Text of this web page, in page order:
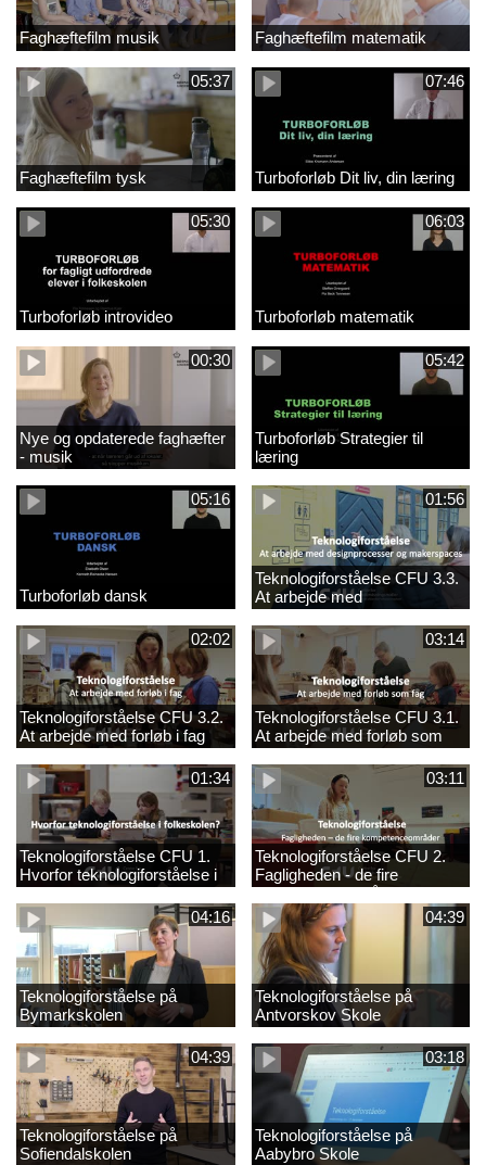
Faghæftefilm musik Faghæftefilm matematik
05:37
Faghæftefilm tysk
07:46
Turboforløb Dit liv, din læring
05:30
Turboforløb introvideo
06:03
Turboforløb matematik
00:30
Nye og opdaterede faghæfter
- musik
05:42
Turboforløb Strategier til
læring
05:16
Turboforløb dansk
01:56
Teknologiforståelse CFU 3.3.
At arbejde med
designprocesser og
makerspaces
02:02
Teknologiforståelse CFU 3.2.
At arbejde med forløb i fag
03:14
Teknologiforståelse CFU 3.1.
At arbejde med forløb som
fag
01:34
Teknologiforståelse CFU 1.
Hvorfor teknologiforståelse i
folkeskolen?
03:11
Teknologiforståelse CFU 2.
Fagligheden - de fire
kompetenceområder
04:16
Teknologiforståelse på
Bymarkskolen
04:39
Teknologiforståelse på
Antvorskov Skole
04:39
Teknologiforståelse på
Sofiendalskolen
03:18
Teknologiforståelse på
Aabybro Skole